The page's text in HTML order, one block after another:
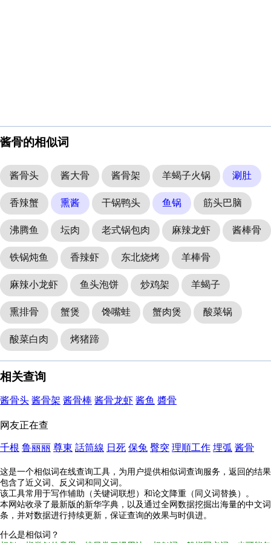
酱骨的相似词
酱骨头 酱大骨 酱骨架 羊蝎子火锅 涮肚
香辣蟹 熏酱 干锅鸭头 鱼锅 筋头巴脑
沸腾鱼 坛肉 老式锅包肉 麻辣龙虾 酱棒骨
铁锅炖鱼 香辣虾 东北烧烤 羊棒骨
麻辣小龙虾 鱼头泡饼 炒鸡架 羊蝎子
熏排骨 蟹煲 馋嘴蛙 蟹肉煲 酸菜锅
酸菜白肉 烤猪蹄
相关查询
酱骨头 酱骨架 酱骨棒 酱骨龙虾 酱鱼 醬骨
网友正在查
千根 鲁丽丽 尊東 話筒線 日死 保兔 臀突 理順工作 埋弧 酱骨
这是一个相似词在线查询工具，为用户提供相似词查询服务，返回的结果
包含了近义词、反义词和同义词。
该工具常用于写作辅助（关键词联想）和论文降重（同义词替换）。
本网站收录了最新版的新华字典，以及通过全网数据挖掘出海量的中文词
条，并对数据进行持续更新，保证查询的效果与时俱进。
什么是相似词？